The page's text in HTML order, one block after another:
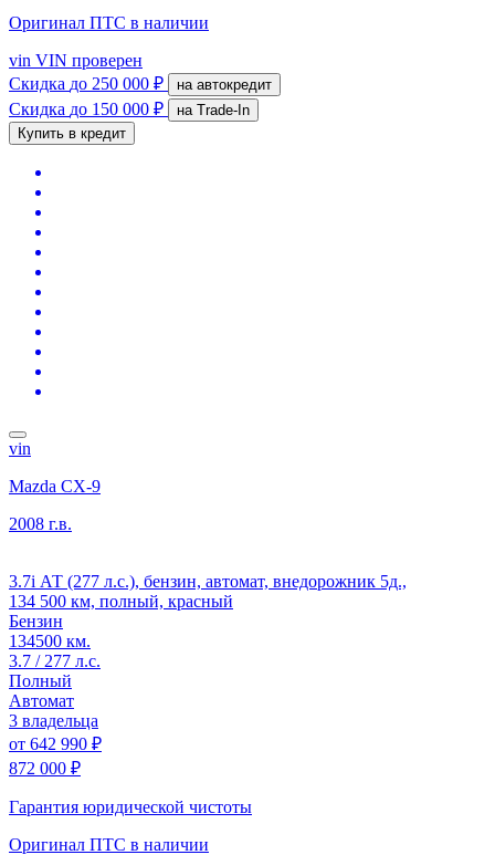
Оригинал ПТС в наличии
vin VIN проверен
Скидка до 250 000 ₽ на автокредит
Скидка до 150 000 ₽
на Trade-In
Купить в кредит
vin
Mazda CX-9
2008 г.в.
3.7i АТ (277 л.с.), бензин, автомат, внедорожник 5д.,
134 500 км, полный, красный
Бензин
134500 км.
3.7 / 277 л.с.
Полный
Автомат
3 владельца
от 642 990 ₽
872 000 ₽
Гарантия юридической чистоты
Оригинал ПТС в наличии